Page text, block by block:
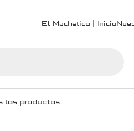
El Machetico | Inicio
los productos